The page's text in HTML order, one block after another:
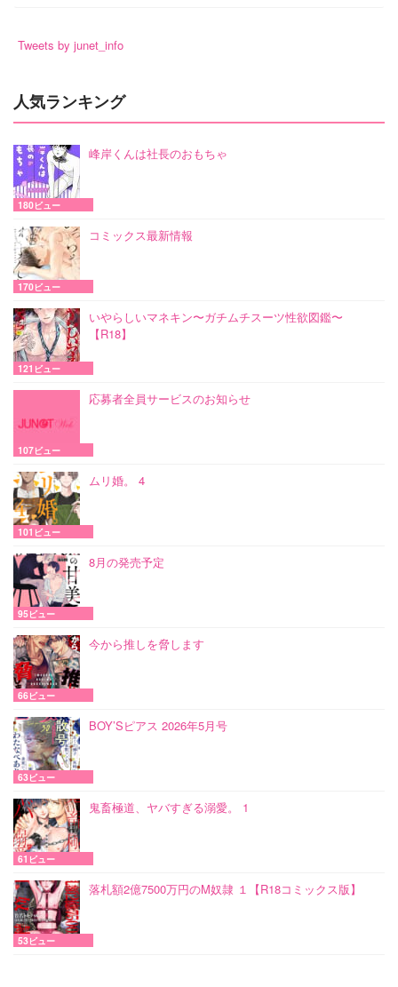
Tweets by junet_info
人気ランキング
峰岸くんは社長のおもちゃ
180ビュー
コミックス最新情報
170ビュー
いやらしいマネキン〜ガチムチスーツ性欲図鑑〜
【R18】
121ビュー
応募者全員サービスのお知らせ
107ビュー
ムリ婚。 4
101ビュー
8月の発売予定
95ビュー
今から推しを脅します
66ビュー
BOY’Sピアス 2026年5月号
63ビュー
鬼畜極道、ヤバすぎる溺愛。 1
61ビュー
落札額2億7500万円のM奴隷 １【R18コミックス版】
53ビュー